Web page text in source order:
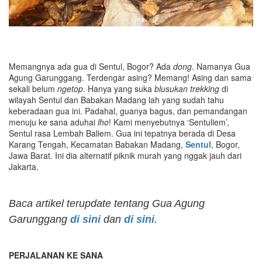
Memangnya ada gua di Sentul, Bogor? Ada dong. Namanya Gua
Agung Garunggang. Terdengar asing? Memang! Asing dan sama
sekali belum ngetop. Hanya yang suka blusukan trekking di
wilayah Sentul dan Babakan Madang lah yang sudah tahu
keberadaan gua ini. Padahal, guanya bagus, dan pemandangan
menuju ke sana aduhai lho! Kami menyebutnya ‘Sentuliem’,
Sentul rasa Lembah Baliem. Gua ini tepatnya berada di Desa
Karang Tengah, Kecamatan Babakan Madang, Sentul, Bogor,
Jawa Barat. Ini dia alternatif piknik murah yang nggak jauh dari
Jakarta.
Baca artikel terupdate tentang Gua Agung
Garunggang di sinidan di sini.
PERJALANAN KE SANA